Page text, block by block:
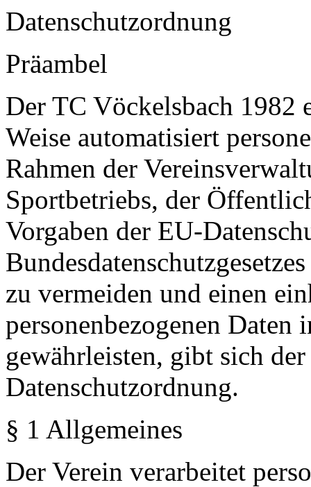
Datenschutzordnung
Präambel
Der TC Vöckelsbach 1982
Weise automatisiert
Rahmen der
Sportbetriebs, der
Vorgaben der EU-
zu vermeiden und einen
personenbezogenen Daten
gewährleisten, gibt sich
Datenschutzordnung.
§ 1 Allgemeines
Der Verein verarbeitet